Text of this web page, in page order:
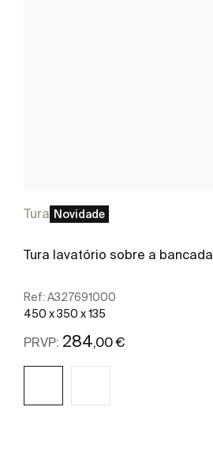
Tura Novidade
Tura lavatório sobre a bancada
Ref: A327691000
450 x 350 x 135
PRVP: 284,00 €